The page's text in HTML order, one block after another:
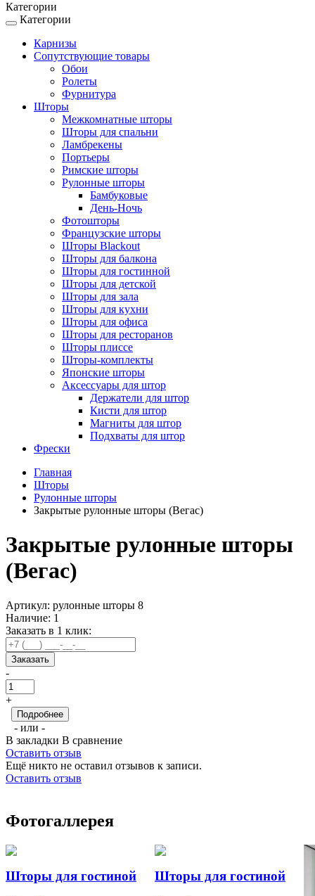
Категории
Toggle
navigation
Категории
Карнизы
Сопутствующие товары
Обои
Ролеты
Фурнитура
Шторы
Межкомнатные шторы
Шторы для спальни
Ламбрекены
Портьеры
Римские шторы
Рулонные шторы
Бамбуковые
День-Ночь
Фотошторы
Французские шторы
Шторы Blackout
Шторы для балкона
Шторы для гостинной
Шторы для детской
Шторы для зала
Шторы для кухни
Шторы для офиса
Шторы для ресторанов
Шторы плиссе
Шторы-комплекты
Японские шторы
Аксессуары для штор
Держатели для штор
Кисти для штор
Магниты для штор
Подхваты для штор
Фрески
Главная
Шторы
Рулонные шторы
Закрытые рулонные шторы (Вегас)
Закрытые рулонные шторы
(Вегас)
Артикул: рулонные шторы 8
Наличие: 1
Заказать в 1 клик:
Заказать
-
+
Подробнее
- или -
В закладки В сравнение
Оставить отзыв
Ещё никто не оставил отзывов к записи.
Оставить отзыв
Фотогаллерея
Шторы для гостиной Шторы для гостиной